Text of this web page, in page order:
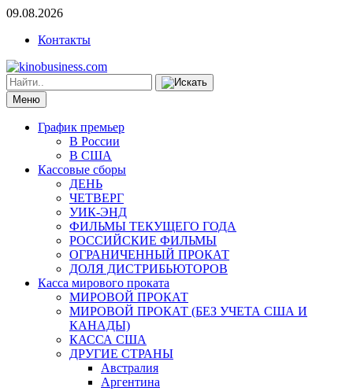
09.08.2026
Контакты
Меню
График премьер
В России
В США
Кассовые сборы
ДЕНЬ
ЧЕТВЕРГ
УИК-ЭНД
ФИЛЬМЫ ТЕКУЩЕГО ГОДА
РОССИЙСКИЕ ФИЛЬМЫ
ОГРАНИЧЕННЫЙ ПРОКАТ
ДОЛЯ ДИСТРИБЬЮТОРОВ
Касса мирового проката
МИРОВОЙ ПРОКАТ
МИРОВОЙ ПРОКАТ (БЕЗ УЧЕТА США И
КАНАДЫ)
КАССА США
ДРУГИЕ СТРАНЫ
Австралия
Аргентина